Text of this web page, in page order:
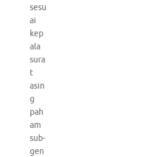
sesu
ai
kep
ala
sura
t
asin
g
pah
am
sub-
gen